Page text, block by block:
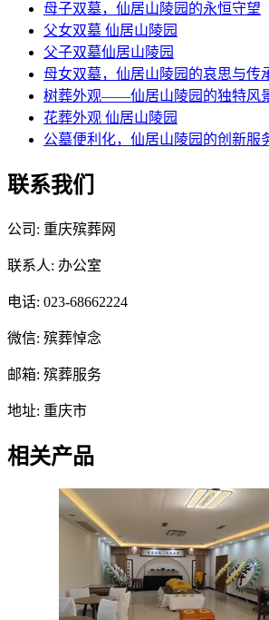
母子双墓，仙居山陵园的永恒守望
父女双墓 仙居山陵园
父子双墓仙居山陵园
母女双墓，仙居山陵园的哀思与传
树葬外观——仙居山陵园的独特风
花葬外观 仙居山陵园
公墓便利化，仙居山陵园的创新服
联系我们
公司: 重庆殡葬网
联系人: 办公室
电话: 023-68662224
微信: 殡葬悼念
邮箱: 殡葬服务
地址: 重庆市
相关产品